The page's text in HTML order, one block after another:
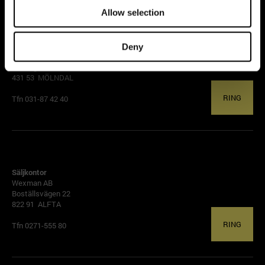
Allow selection
Deny
GÖTEBORG
431 53 MÖLNDAL
Tfn 031-87 42 40
RING
Säljkontor
Wexman AB
Boställsvägen 22
822 91 ALFTA
Tfn 0271-555 80
RING